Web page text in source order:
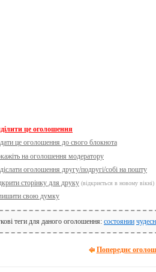
це оголошення
це оголошення до свого блокнота
на оголошення модератору
оголошення другу/подругі/собі на пошту
сторінку для друку (відкриється в новому вікні)
свою думку
теги для даного оголошення: состоянии
Попереднє